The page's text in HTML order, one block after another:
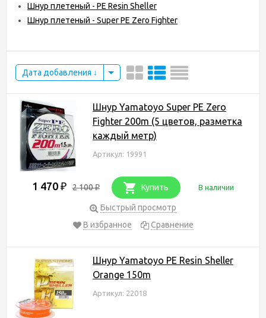
Шнур плетеный - PE Resin Sheller
Шнур плетеный - Super PE Zero Fighter
Дата добавления
Шнур Yamatoyo Super PE Zero
Fighter 200m (5 цветов, разметка
каждый метр)
Артикул: 19991
1 470 ₽ 2 100₽ Купить В наличии
Быстрый просмотр
В избранное
Сравнение
Шнур Yamatoyo PE Resin Sheller
Orange 150m
Артикул: 22018